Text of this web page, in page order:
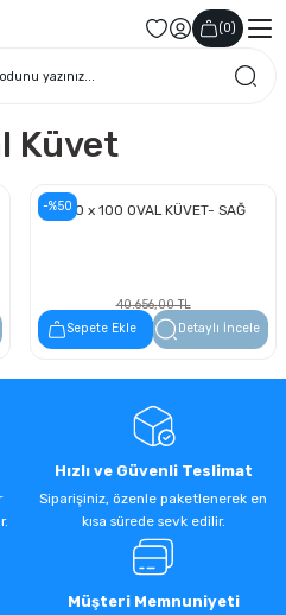
(0)
Küvet
-%50150 x 100 OVAL KÜVET- SAĞ
40.656,00 TL
20.328,00 TL
Sepete Ekle Detaylı İncele
Hızlı ve Güvenli Teslimat
Siparişiniz, özenle paketlenerek en
kısa sürede sevk edilir.
Müşteri Memnuniyeti